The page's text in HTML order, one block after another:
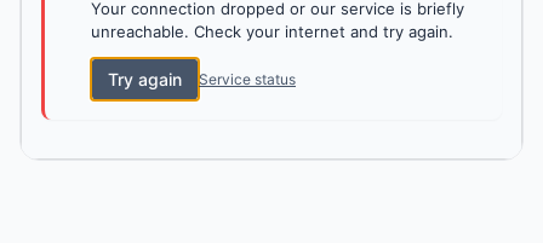
Your connection dropped or our service is briefly
unreachable. Check your internet and try again.
Try again Service status